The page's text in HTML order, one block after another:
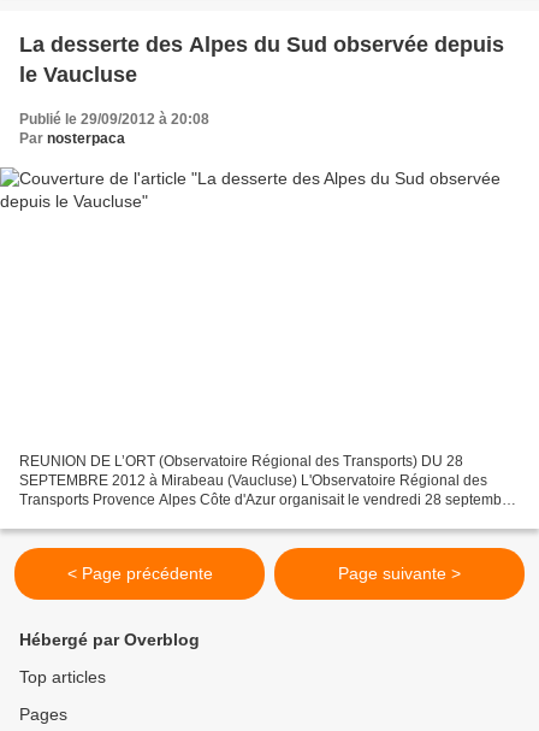
La desserte des Alpes du Sud observée depuis
le Vaucluse
Publié le 29/09/2012 à 20:08
Par nosterpaca
REUNION DE L’ORT (Observatoire Régional des Transports) DU 28
SEPTEMBRE 2012 à Mirabeau (Vaucluse) L'Observatoire Régional des
Transports Provence Alpes Côte d'Azur organisait le vendredi 28 septembre
< Page précédente Page suivante >
Hébergé par Overblog
Top articles
Pages